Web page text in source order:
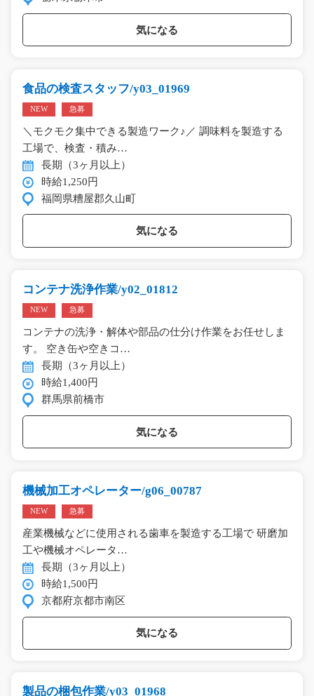
気になる
食品の検査スタッフ/y03_01969
NEW 急募
＼モクモク集中できる製造ワーク♪／ 調味料を製造する
工場で、検査・積み…
長期（3ヶ月以上）
時給1,250円
福岡県糟屋郡久山町
気になる
コンテナ洗浄作業/y02_01812
NEW 急募
コンテナの洗浄・解体や部品の仕分け作業をお任せしま
す。 空き缶や空きコ…
長期（3ヶ月以上）
時給1,400円
群馬県前橋市
気になる
機械加工オペレーター/g06_00787
NEW 急募
産業機械などに使用される歯車を製造する工場で 研磨加
工や機械オペレータ…
長期（3ヶ月以上）
時給1,500円
京都府京都市南区
気になる
製品の梱包作業/y03_01968